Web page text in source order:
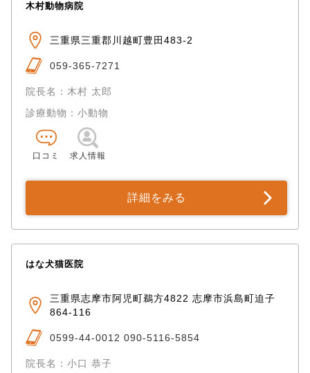
木村動物病院
三重県三重郡川越町豊田483-2
059-365-7271
院長名：木村 太郎
診療動物：小動物
口コミ 求人情報
詳細をみる
はな犬猫医院
三重県志摩市阿児町鵜方4822 志摩市浜島町迫子
864-116
0599-44-0012 090-5116-5854
院長名：小口 恭子